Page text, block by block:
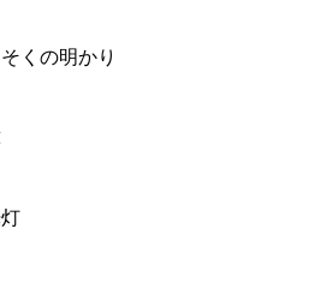
くの明かり